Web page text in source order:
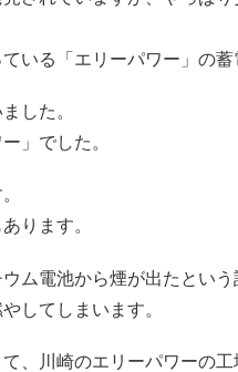
いる「エリーパワー」の蓄
した。
」でした。
ります。
ム電池から煙が出たという
してしまいます。
、川崎のエリーパワーの